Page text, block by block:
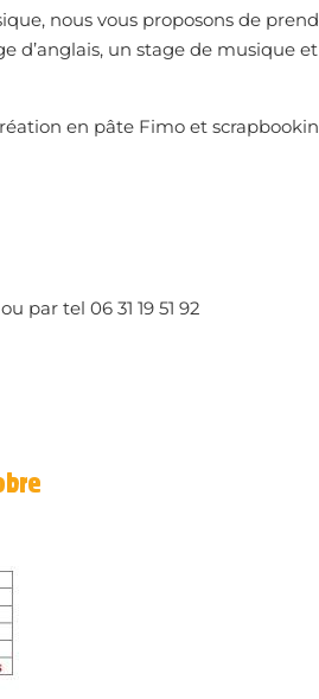
nous vous proposons de
d’anglais, un stage de musique
en pâte Fimo et
par tel 06 31 19 51 92